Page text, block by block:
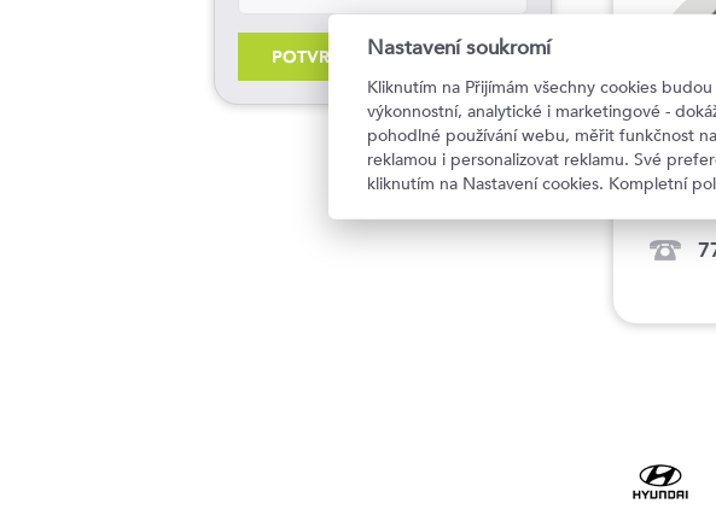
POTVRDIT Nastavení soukromí
Kliknutím na Přijímám všechny cookies
výkonnostní, analytické i marketingové -
pohodlné používání webu, měřit funkčnost
reklamou i personalizovat reklamu. Své
kliknutím na Nastavení cookies. Kompletní